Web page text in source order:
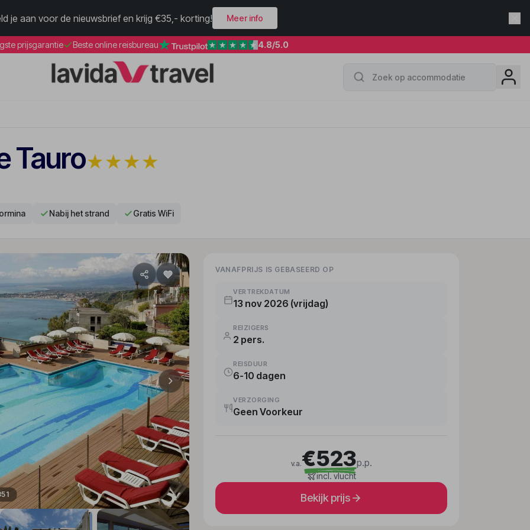
je aan voor de nieuwsbrief en krijg €35,- korting! Meer info
prijsgarantie Beste online reisbureau 4.8/5.0
Tauro★★★★
Nabij het strand Gratis WiFi
VANAFPRIJS IS GEBASEERD OP
VERTREKDATUM
13 nov 2026 (vrijdag)
REIZIGERS
2 pers.
REISDUUR
6-10 dagen
VERZORGING
Geen Voorkeur
v.a.€523p.p.
incl. vlucht
Bekijk prijs